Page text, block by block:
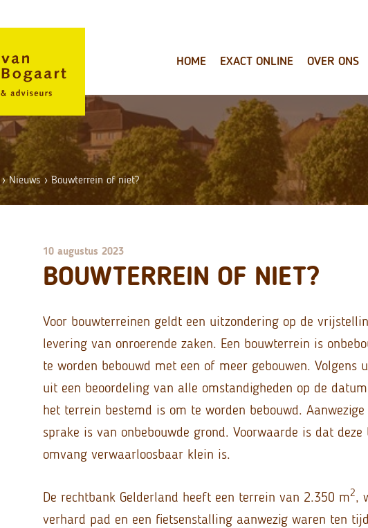
HOME EXACT ONLINE OVER ONS
›Nieuws› Bouwterrein of niet?
10 augustus 2023
BOUWTERREIN OF NIET?
Voor bouwterreinen geldt een uitzondering op de
levering van onroerende zaken. Een bouwterrein is
te worden bebouwd met een of meer gebouwen. Volgens
uit een beoordeling van alle omstandigheden op de
het terrein bestemd is om te worden bebouwd.
sprake is van onbebouwde grond. Voorwaarde is dat
omvang verwaarloosbaar klein is.
De rechtbank Gelderland heeft een terrein van 2.350 m2,
verhard pad en een fietsenstalling aanwezig waren ten